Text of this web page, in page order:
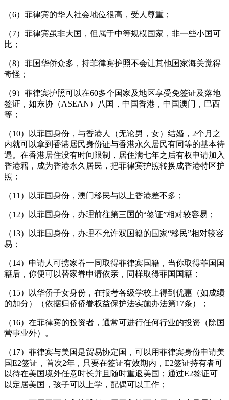
（6）菲律宾的华人社会地位很高，受人尊重；
（7）菲律宾虽非大国，但属于中等规模国家，非一些小国可
比；
（8）菲国华侨众多，持菲律宾护照不会让其他国家海关觉得
奇怪；
（9）菲律宾护照可以在60多个国家及地区享受免签证及落地
签证，如东协（ASEAN）八国，中国香港，中国澳门，巴西
等；
（10）以菲国身份，与香港人（无论男，女）结婚，2个月之
内就可以拿到香港居民身份证与香港永久居民有同等的基本待
遇。在香港居住没有时间限制，居住满七年之后有权申请加入
香港籍，成为香港永久居民，把菲律宾护照转换成香港特区护
照；
（11）以菲国身份，澳门移民与以上香港差不多；
（12）以菲国身份，办理前往第三国的“签证”相对较容易；
（13）以菲国身份，办理不允许双国籍的国家“移民”相对较容
易；
（14）申请人可携家眷一同取得菲律宾国籍，当你取得菲国国
籍后，你便可以替家眷申请依亲，同样取得菲国国籍；
（15）以华侨子女身份，在报考各级学校上得到优惠（如成绩
的加分）（依据归侨侨眷权益保护法实施办法第17条）；
（16）在菲律宾的投资者，通常可进行任何行业的投资（除国
营事业外）。
（17）菲律宾与美国是贸易协定国，可以用菲律宾身份申请美
国E2签证，首次2年，只要在签证有效期内，E2签证持有者可
以待在美国境外任意时长并且随时重返美国；通过E2签证可
以定居美国，孩子可以上学，配偶可以工作；